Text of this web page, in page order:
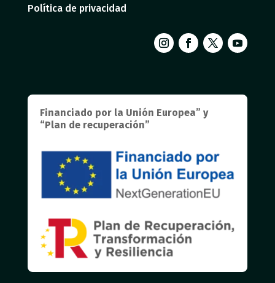
Política de privacidad
Financiado por la Unión Europea” y
“Plan de recuperación”